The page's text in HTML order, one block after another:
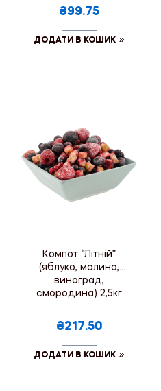
₴99.75
ДОДАТИ В КОШИК
Компот “Літній”
(яблуко, малина,
виноград,
смородина) 2,5кг
₴217.50
ДОДАТИ В КОШИК